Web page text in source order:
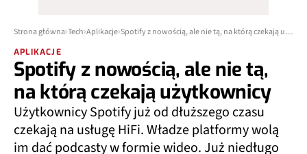
Strona główna Tech Aplikacje Spotify z nowością, ale nie tą, na którą czekają użytkownicy
APLIKACJE
Spotify z nowością, ale nie tą,
na którą czekają użytkownicy
Użytkownicy Spotify już od dłuższego czasu
czekają na usługę HiFi. Władze platformy wolą
im dać podcasty w formie wideo. Już niedługo